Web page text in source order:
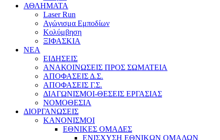
ΑΘΛΗΜΑΤΑ
Laser Run
Αγώνισμα Εμποδίων
Κολύμβηση
ΞΙΦΑΣΚΙΑ
NEA
ΕΙΔΗΣΕΙΣ
ΑΝΑΚΟΙΝΩΣΕΙΣ ΠΡΟΣ ΣΩΜΑΤΕΙΑ
ΑΠΟΦΑΣΕΙΣ Δ.Σ.
ΑΠΟΦΑΣΕΙΣ Γ.Σ.
ΔΙΑΓΩΝΙΣΜΟΙ-ΘΕΣΕΙΣ ΕΡΓΑΣΙΑΣ
ΝΟΜΟΘΕΣΙΑ
ΔΙΟΡΓΑΝΩΣΕΙΣ
ΚΑΝΟΝΙΣΜΟΙ
ΕΘΝΙΚΕΣ ΟΜΑΔΕΣ
ΕΝΙΣΧΥΣΗ ΕΘΝΙΚΩΝ ΟΜΑΔΩΝ